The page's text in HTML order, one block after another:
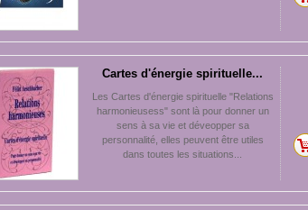
Cartes d'énergie spirituelle...
Les Cartes d'énergie spirituelle "Relations
harmonieusess" sont là pour donner un
sens à sa vie et déveopper sa
personnalité, elles peuvent être utiles
dans toutes les situations...